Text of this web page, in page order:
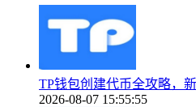
TP钱包创建代币全攻略，
2026-08-07 15:55:55